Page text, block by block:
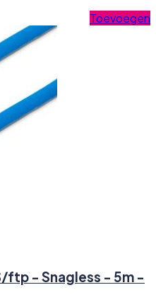
Toevoegen
ftp - Snagless - 5m -